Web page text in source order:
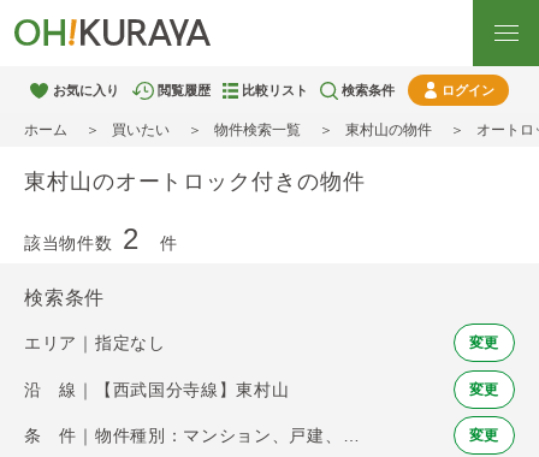
お気に入り 閲覧履歴 比較リスト 検索条件 ログイン
ホーム 買いたい 物件検索一覧 東村山の物件 オートロ
東村山のオートロック付きの物件
該当物件数 2 件
検索条件
エリア｜指定なし 変更
沿 線｜【西武国分寺線】東村山 変更
変更